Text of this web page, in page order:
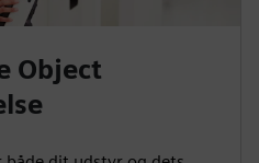
Object